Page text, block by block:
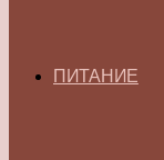
ПИТАНИЕ